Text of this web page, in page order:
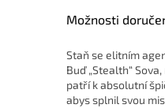
Možnosti
Staň se elitním
Buď „Stealth“
patří k absolutní
abys splnil svou